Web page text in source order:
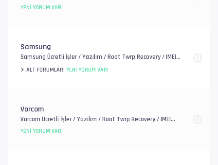
IMEI Onarım / EFS, FRP ve Account / Genel Donanım Sorunlar
YENI YORUM VAR!
Samsung
Samsung Ücretli İşler / Yazılım / Root Twrp Recovery / IMEI
Onarım / EFS, FRP ve Account / Genel Donanım Sorunlar
ALT FORUMLAR: YENI YORUM VAR!
Vorcom
Vorcom Ücretli İşler / Yazılım / Root Twrp Recovery / IMEI
Onarım / EFS, FRP ve Mi Account / Genel Donanım Sorunlar
YENI YORUM VAR!